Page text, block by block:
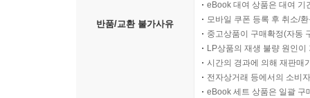
반품/교환 불가사유
eBook 대여 상품은 대여 기
모바일 쿠폰 등록 후 취소/
중고상품이 구매확정(자동
LP상품의 재생 불량 원인
시간의 경과에 의해 재판매
전자상거래 등에서의 소비
eBook 세트 상품은 일괄 구